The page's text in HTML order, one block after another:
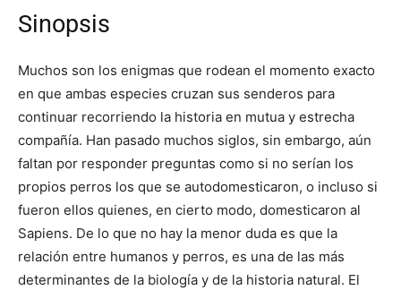
Sinopsis
Muchos son los enigmas que rodean el momento exacto
en que ambas especies cruzan sus senderos para
continuar recorriendo la historia en mutua y estrecha
compañía. Han pasado muchos siglos, sin embargo, aún
faltan por responder preguntas como si no serían los
propios perros los que se autodomesticaron, o incluso si
fueron ellos quienes, en cierto modo, domesticaron al
Sapiens. De lo que no hay la menor duda es que la
relación entre humanos y perros, es una de las más
determinantes de la biología y de la historia natural. El